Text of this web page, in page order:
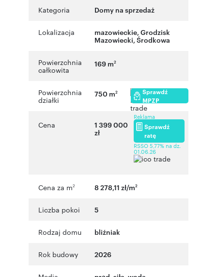
Kategoria Domy na sprzedaż
Lokalizacja mazowieckie, Grodzisk
Mazowiecki, Środkowa
Powierzchnia
całkowita
169 m2
Powierzchnia
działki
750 m2
Sprawdź
MPZP
Cena
1 399 000
zł
Reklama
Sprawdź
ratę
RSSO 5,77% na dz.
01.06.26
Cena za m2 8 278,11 zł/m2
Liczba pokoi 5
Rodzaj domu bliźniak
Rok budowy 2026